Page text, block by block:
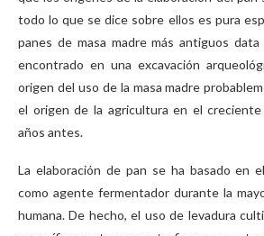
todo lo que se dice sobre ellos es pura
panes de masa madre más antiguos
encontrado en una excavación
origen del uso de la masa madre
el origen de la agricultura en el
años antes.
La elaboración de pan se ha basado en
como agente fermentador durante la
humana. De hecho, el uso de levadura